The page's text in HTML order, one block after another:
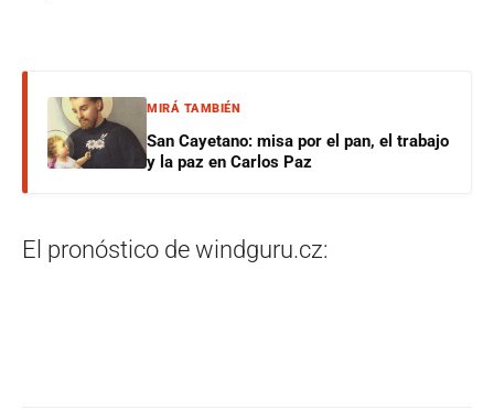
MIRÁ TAMBIÉN
San Cayetano: misa por el pan, el trabajo
y la paz en Carlos Paz
El pronóstico de windguru.cz: